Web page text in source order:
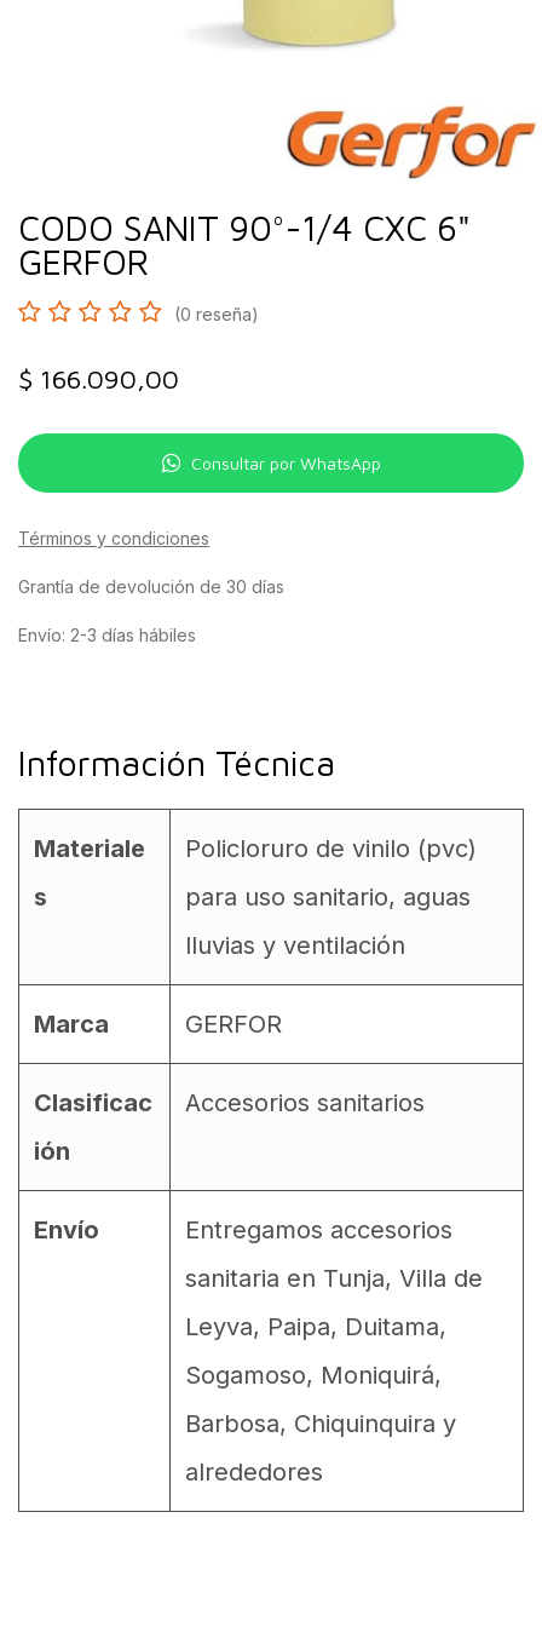
CODO SANIT 90°-1/4 CXC 6"
GERFOR
(0 reseña)
$ 166.090,00
Consultar por WhatsApp
Términos y condiciones
Grantía de devolución de 30 días
Envío: 2-3 días hábiles
Información Técnica
Materiale
s
Policloruro de vinilo (pvc)
para uso sanitario, aguas
lluvias y ventilación
Marca GERFOR
Clasificac
ión
Accesorios sanitarios
Envío
Entregamos accesorios
sanitaria en Tunja, Villa de
Leyva, Paipa, Duitama,
Sogamoso, Moniquirá,
Barbosa, Chiquinquira y
alrededores